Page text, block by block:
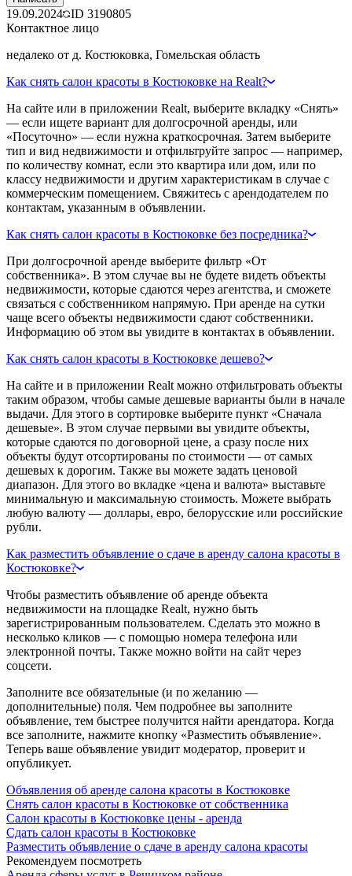
19.09.2024 ID 3190805
Контактное лицо
недалеко от д. Костюковка, Гомельская область
Как снять салон красоты в Костюковке на Realt?
На сайте или в приложении Realt, выберите вкладку «Снять»
— если ищете вариант для долгосрочной аренды, или
«Посуточно» — если нужна краткосрочная. Затем выберите
тип и вид недвижимости и отфильтруйте запрос — например,
по количеству комнат, если это квартира или дом, или по
классу недвижимости и другим характеристикам в случае с
коммерческим помещением. Свяжитесь с арендодателем по
контактам, указанным в объявлении.
Как снять салон красоты в Костюковке без посредника?
При долгосрочной аренде выберите фильтр «От
собственника». В этом случае вы не будете видеть объекты
недвижимости, которые сдаются через агентства, и сможете
связаться с собственником напрямую. При аренде на сутки
чаще всего объекты недвижимости сдают собственники.
Информацию об этом вы увидите в контактах в объявлении.
Как снять салон красоты в Костюковке дешево?
На сайте и в приложении Realt можно отфильтровать объекты
таким образом, чтобы самые дешевые варианты были в начале
выдачи. Для этого в сортировке выберите пункт «Сначала
дешевые». В этом случае первыми вы увидите объекты,
которые сдаются по договорной цене, а сразу после них
объекты будут отсортированы по стоимости — от самых
дешевых к дорогим. Также вы можете задать ценовой
диапазон. Для этого во вкладке «цена и валюта» выставьте
минимальную и максимальную стоимость. Можете выбрать
любую валюту — доллары, евро, белорусские или российские
рубли.
Как разместить объявление о сдаче в аренду салона красоты в
Костюковке?
Чтобы разместить объявление об аренде объекта
недвижимости на площадке Realt, нужно быть
зарегистрированным пользователем. Сделать это можно в
несколько кликов — с помощью номера телефона или
электронной почты. Также можно войти на сайт через
соцсети.
Заполните все обязательные (и по желанию —
дополнительные) поля. Чем подробнее вы заполните
объявление, тем быстрее получится найти арендатора. Когда
все заполните, нажмите кнопку «Разместить объявление».
Теперь ваше объявление увидит модератор, проверит и
опубликует.
Объявления об аренде салона красоты в Костюковке
Снять салон красоты в Костюковке от собственника
Салон красоты в Костюковке цены - аренда
Сдать салон красоты в Костюковке
Разместить объявление о сдаче в аренду салона красоты
Рекомендуем посмотреть